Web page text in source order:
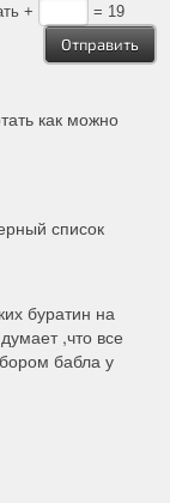
+ = 19
как можно
список
буратин на
,что все
бабла у